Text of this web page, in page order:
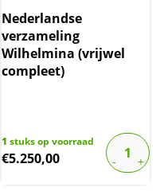
Nederlandse
verzameling
Wilhelmina (vrijwel
compleet)
1 stuks op voorraad
€5.250,00